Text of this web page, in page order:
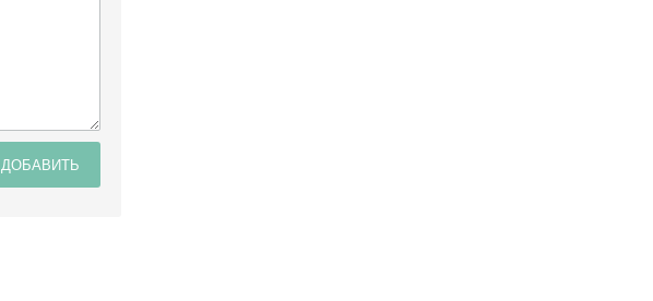
ДОБАВИТЬ